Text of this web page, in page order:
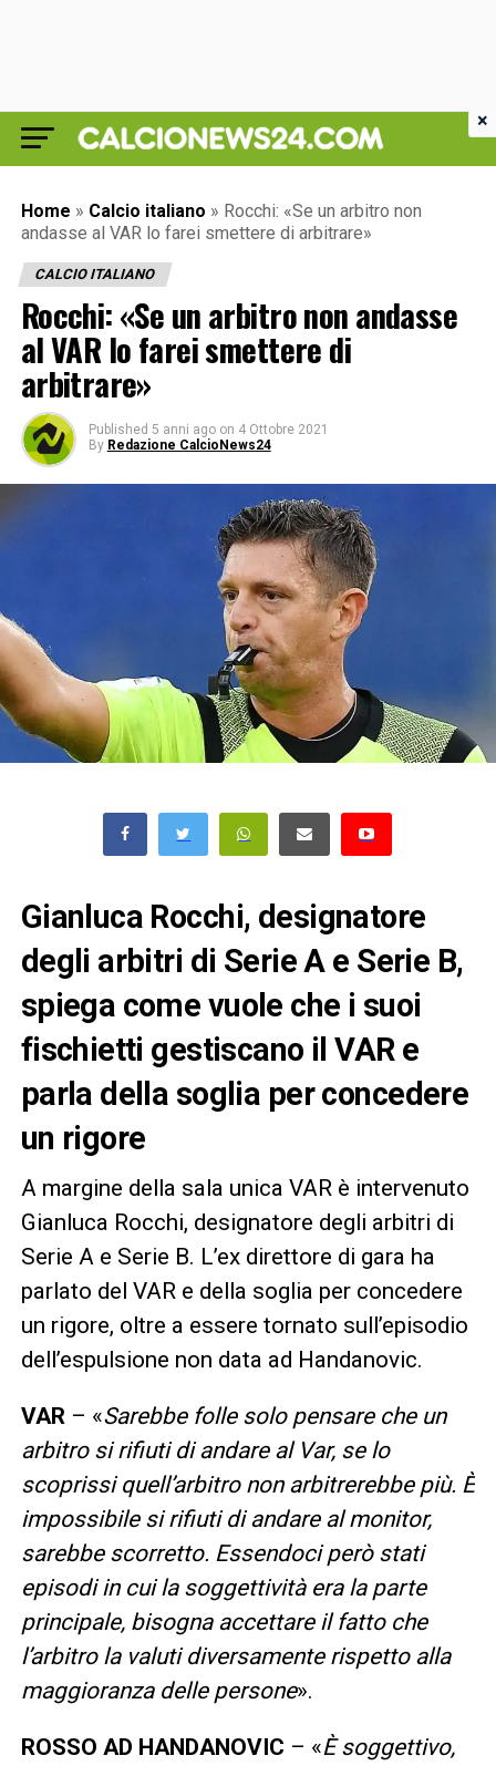
Home » Calcio italiano » Rocchi: «Se un arbitro non
andasse al VAR lo farei smettere di arbitrare»
CALCIO ITALIANO
Rocchi: «Se un arbitro non andasse
al VAR lo farei smettere di
arbitrare»
Published 5 anni ago on 4 Ottobre 2021
By Redazione CalcioNews24
Gianluca Rocchi, designatore
degli arbitri di Serie A e Serie B,
spiega come vuole che i suoi
fischietti gestiscano il VAR e
parla della soglia per concedere
un rigore
A margine della sala unica VAR è intervenuto
Gianluca Rocchi, designatore degli arbitri di
Serie A e Serie B. L’ex direttore di gara ha
parlato del VAR e della soglia per concedere
un rigore, oltre a essere tornato sull’episodio
dell’espulsione non data ad Handanovic.
VAR – «Sarebbe folle solo pensare che un
arbitro si rifiuti di andare al Var, se lo
scoprissi quell’arbitro non arbitrerebbe più. È
impossibile si rifiuti di andare al monitor,
sarebbe scorretto. Essendoci però stati
episodi in cui la soggettività era la parte
principale, bisogna accettare il fatto che
l’arbitro la valuti diversamente rispetto alla
maggioranza delle persone».
ROSSO AD HANDANOVIC – «È soggettivo,
×